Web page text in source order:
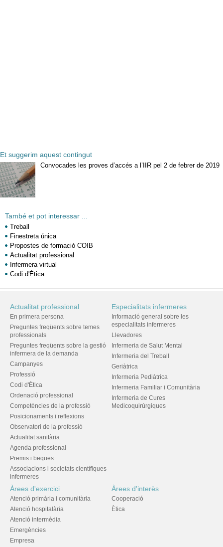
Et suggerim aquest contingut
Convocades les proves d’accés a l’IIR pel 2 de febrer de 2019
També et pot interessar ...
Treball
Finestreta única
Propostes de formació COIB
Actualitat professional
Infermera virtual
Codi d'Ètica
Actualitat professional
En primera persona
Preguntes freqüents sobre temes
professionals
Preguntes freqüents sobre la gestió
infermera de la demanda
Campanyes
Professió
Codi d'Ètica
Ordenació professional
Competències de la professió
Posicionaments i reflexions
Observatori de la professió
Actualitat sanitària
Agenda professional
Premis i beques
Associacions i societats científiques
infermeres
Especialitats infermeres
Informació general sobre les
especialitats infermeres
Llevadores
Infermeria de Salut Mental
Infermeria del Treball
Geriàtrica
Infermeria Pediàtrica
Infermeria Familiar i Comunitària
Infermeria de Cures
Medicoquirúrgiques
Àrees d'exercici
Atenció primària i comunitària
Atenció hospitalària
Atenció intermèdia
Emergències
Empresa
Àrees d'interès
Cooperació
Ètica